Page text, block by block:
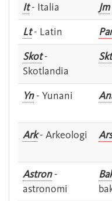
It- Italia Jm
Lt- Latin Par
Skot-
Skotlandia
Skt
Yn- Yunani
Ark- Arkeologi Ars
Astron-
astronomi